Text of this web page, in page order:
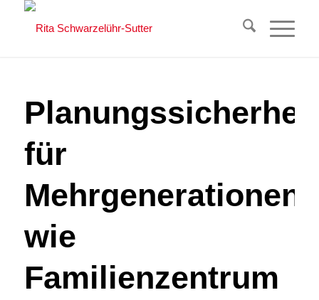
Planungssicherheit
für
wie
Familienzentrum